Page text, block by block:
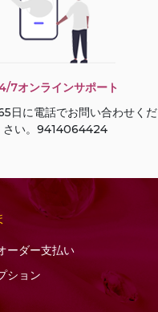
7オンラインサポート
日に電話でお問い合わせくだ
さい。9414064424
ーダー支払い
ション